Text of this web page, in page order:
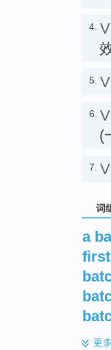
4. V
5. V
6. V
(
7. V
词
a
更多